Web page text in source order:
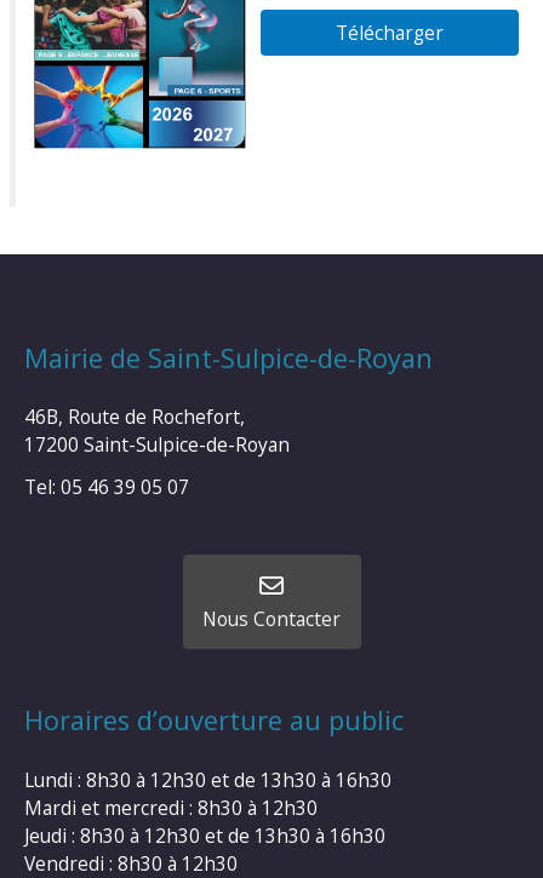
Télécharger
Mairie de Saint-Sulpice-de-Royan
46B, Route de Rochefort,
17200 Saint-Sulpice-de-Royan
Tel: 05 46 39 05 07
Nous Contacter
Horaires d’ouverture au public
Lundi : 8h30 à 12h30 et de 13h30 à 16h30
Mardi et mercredi : 8h30 à 12h30
Jeudi : 8h30 à 12h30 et de 13h30 à 16h30
Vendredi : 8h30 à 12h30